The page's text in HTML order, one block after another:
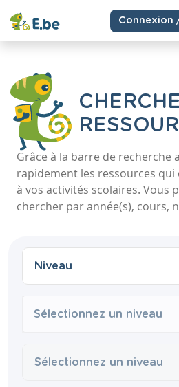
Connexion
Grâce à la barre de recherche
rapidement les ressources
à vos activités scolaires. Vous
chercher par année(s), cours,
Sélectionnez un niveau